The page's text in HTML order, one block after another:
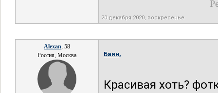
20 декабря 2020, воскресенье
Alexan, 58
Россия, Москва
Баян,
Красивая хоть?